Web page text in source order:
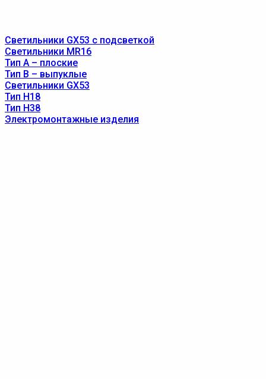
Светильники GX53 с подсветкой
Светильники MR16
Тип A – плоские
Тип B – выпуклые
Светильники GX53
Тип Н18
Тип Н38
Электромонтажные изделия